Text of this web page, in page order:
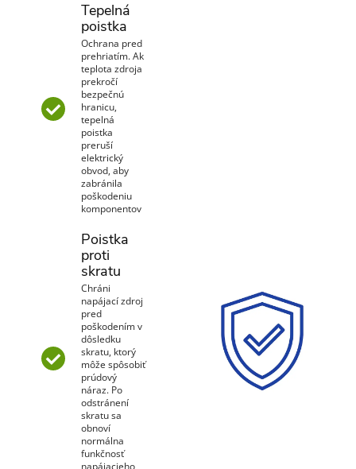
Tepelná
poistka
Ochrana pred
prehriatím. Ak
teplota zdroja
prekročí
bezpečnú
hranicu,
tepelná
poistka
preruší
elektrický
obvod, aby
zabránila
poškodeniu
komponentov
Poistka
proti
skratu
Chráni
napájací zdroj
pred
poškodením v
dôsledku
skratu, ktorý
môže spôsobiť
prúdový
náraz. Po
odstránení
skratu sa
obnoví
normálna
funkčnosť
napájacieho